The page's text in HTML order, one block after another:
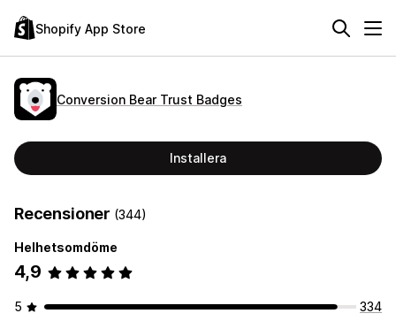
Shopify App Store
Conversion Bear Trust Badges
Installera
Recensioner (344)
Helhetsomdöme
4,9
5
334